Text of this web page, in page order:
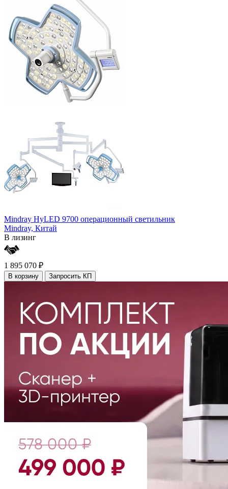
Mindray HyLED 9700 операционный светильник
Mindray, Китай
В лизинг
1 895 070 ₽
В корзину Запросить КП